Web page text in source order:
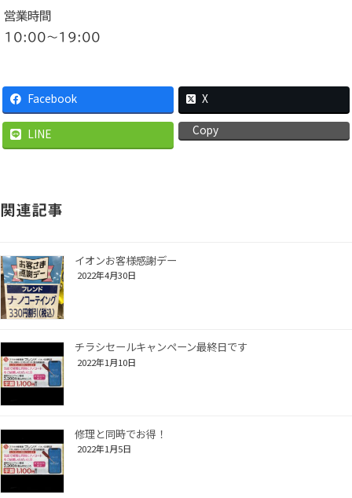
営業時間
10:00〜19:00
Facebook X
LINE Copy
関連記事
イオンお客様感謝デー
2022年4月30日
チラシセールキャンペーン最終日です
2022年1月10日
修理と同時でお得！
2022年1月5日